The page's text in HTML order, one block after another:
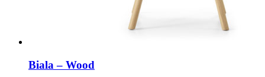
Biala – Wood